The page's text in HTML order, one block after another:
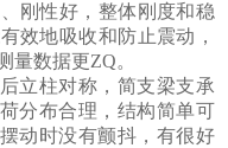
刚性好 ，整体刚度和稳
效地吸收和防止震动，
量数据更ZQ。
立柱对称，简支梁支承
分布合理，结构简单可
动时没有颤抖，有很好